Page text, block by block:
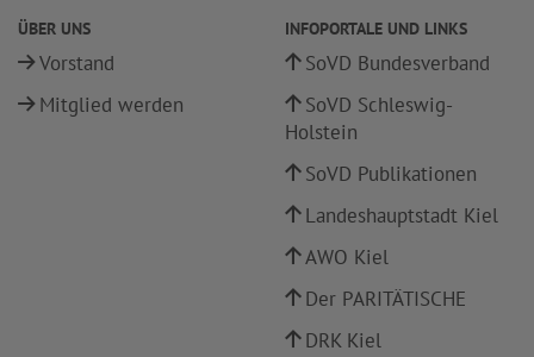
ÜBER UNS
Vorstand
Mitglied werden
INFOPORTALE UND LINKS
SoVD Bundesverband
SoVD Schleswig-
Holstein
SoVD Publikationen
Landeshauptstadt Kiel
AWO Kiel
Der PARITÄTISCHE
DRK Kiel